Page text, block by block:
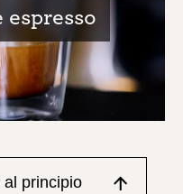
espresso
al principio